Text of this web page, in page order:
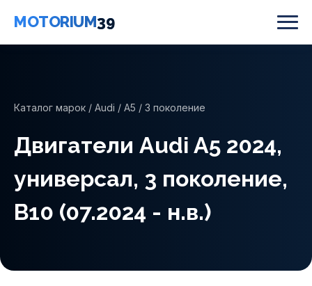
MOTORIUM39
Каталог марок / Audi / A5 / 3 поколение
Двигатели Audi A5 2024,
универсал, 3 поколение,
B10 (07.2024 - н.в.)